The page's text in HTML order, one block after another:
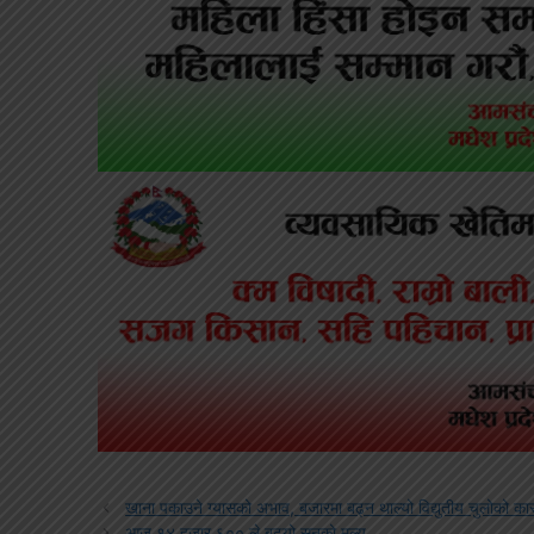
खाना पकाउने ग्यासको अभाव, बजारमा बढ्न थाल्यो विद्युतीय चुलोको